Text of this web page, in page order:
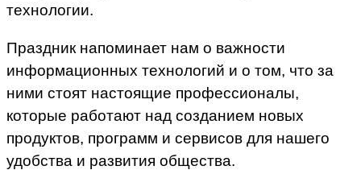
технологии.
Праздник напоминает нам о важности
информационных технологий и о том, что за
ними стоят настоящие профессионалы,
которые работают над созданием новых
продуктов, программ и сервисов для нашего
удобства и развития общества.